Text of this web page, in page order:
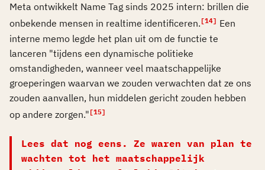
Meta ontwikkelt Name Tag sinds 2025 intern: brillen die
onbekende mensen in realtime identificeren. [14] Een
interne memo legde het plan uit om de functie te
lanceren "tijdens een dynamische politieke
omstandigheden, wanneer veel maatschappelijke
groeperingen waarvan we zouden verwachten dat ze ons
zouden aanvallen, hun middelen gericht zouden hebben
op andere zorgen." [15]
Lees dat nog eens. Ze waren van plan te
wachten tot het maatschappelijk